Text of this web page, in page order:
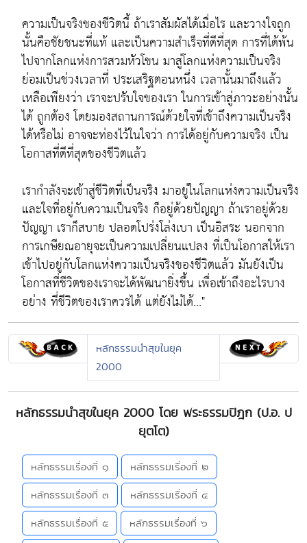
ความเป็นจริงชองชีวิตนี้ ถ้าเราสัมผัสได้เมื่อไร และวางใจถูก
นั้นคือชัยชนะที่แท้ และเป็นความสำเร็จที่ดีที่สุด การที่ได้พ้น
ไปจากโลกแห่งการสวมหัวโขน มาสู่โลกแห่งความเป็นจริง
ย่อมเป็นช่วงเวลาที่ ประเสริฐตอนหนึ่ง เวลานั้นมาถึงแล้ว
เหลือเพียงว่า เราจะปรับใจของเรา ในการเข้าสู่ภาวะอย่างนั้น
ได้ ถูกต้อง โดยมองสถานการณ์ด้วยใจที่เข้าถึงความเป็นจริง
ได้หรือไม่ อาจจะท่องไว้ในใจว่า การได้อยู่กับความจริง เป็น
โอกาสที่ดีที่สุดของชีวิตแล้ว
เรากำลังจะเข้าสู่ชีวิตที่เป็นจริง มาอยู่ในโลกแห่งความเป็นจริง
และใจที่อยู่กับความเป็นจริง ก็อยู่ด้วยปัญญา ถ้าเราอยู่ด้วย
ปัญญา เราก็สบาย ปลอดโปร่งโล่งเบา เป็นอิสระ นอกจาก
การเกษียณอายุจะเป็นความเปลี่ยนแปลง ที่เป็นโอกาสให้เรา
เข้าไปอยู่กับโลกแห่งความเป็นจริงของชีวิตแล้ว มันยังเป็น
โอกาสที่ชีวิตของเราจะได้พัฒนายิ่งขึ้น เพื่อเข้าถึงอะไรบาง
อย่าง ที่ชีวิตของเราควรได้ แต่ยังไม่ได้..."
หลักธรรมนำสุขในยุค
2000
หลักธรรมนำสุขในยุค 2000 โดย พระธรรมปิฎก (ป.อ. ป
ยุตโต)
หลักธรรมเรื่องที่ ๑
หลักธรรมเรื่องที่ ๒
หลักธรรมเรื่องที่ ๓
หลักธรรมเรื่องที่ ๔
หลักธรรมเรื่องที่ ๕
หลักธรรมเรื่องที่ ๖